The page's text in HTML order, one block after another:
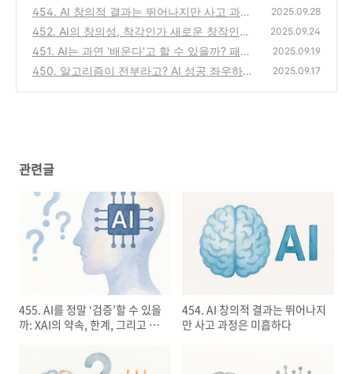
속, 한계, 그리고 신뢰의 조건
(0)
454. AI 창의적 결과는 뛰어나지만 사고 과정
은 미흡하다
(0)
2025.09.28
452. AI의 창의성, 착각인가 새로운 창작인가?
머신러닝 '의외성'의 본질
(0)
2025.09.24
451. AI는 과연 '배운다'고 할 수 있을까? 패턴
인식과 인간 학습의 결정적 차이
(0)
2025.09.19
450. 알고리즘이 전부라고? AI 성공 좌우하는
2025.09.17
관련글
455. AI를 정말 ‘검증’할 수 있을
까: XAI의 약속, 한계, 그리고 신
454. AI 창의적 결과는 뛰어나지
만 사고 과정은 미흡하다